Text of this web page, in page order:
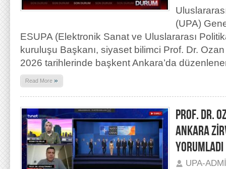
(UPA)
ESUPA (Elektronik Sanat ve Uluslararası
kuruluşu Başkanı, siyaset bilimci Prof. Dr.
2026 tarihlerinde başkent Ankara’da
Read More »
PROF. DR.
ANKARA
YORUMLADI
UPA-